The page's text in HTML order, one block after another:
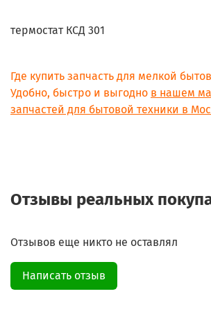
термостат КСД 301
Где купить запчасть для мелкой
Удобно, быстро и выгодно в нашем
запчастей для бытовой техники в
Отзывы реальных
Отзывов еще никто не оставлял
Написать отзыв